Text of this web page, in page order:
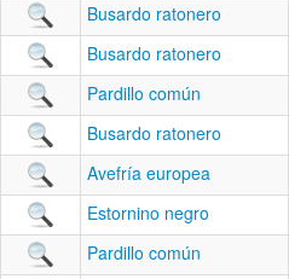
Busardo ratonero
Busardo ratonero
Pardillo común
Busardo ratonero
Avefría europea
Estornino negro
Pardillo común